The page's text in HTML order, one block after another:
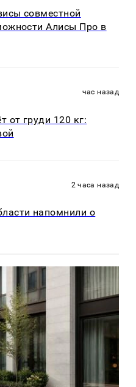
совместной
Алисы Про в
час назад
от груди 120 кг:
2 часа назад
напомнили о